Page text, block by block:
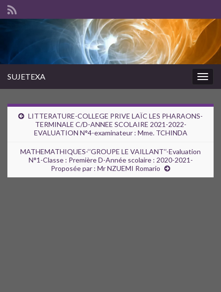
SUJETEXA
LITTERATURE-COLLEGE PRIVE LAÏC LES PHARAONS-
TERMINALE C/D-ANNEE SCOLAIRE 2021-2022-
EVALUATION N°4-examinateur : Mme. TCHINDA
MATHEMATHIQUES-‘’GROUPE LE VAILLANT’’-Evaluation
N°1-Classe : Première D-Année scolaire : 2020-2021-
Proposée par : Mr NZUEMI Romario